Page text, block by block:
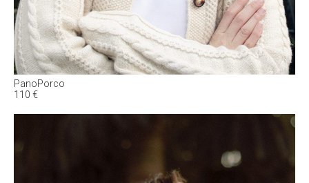
PanoPorco
110 €